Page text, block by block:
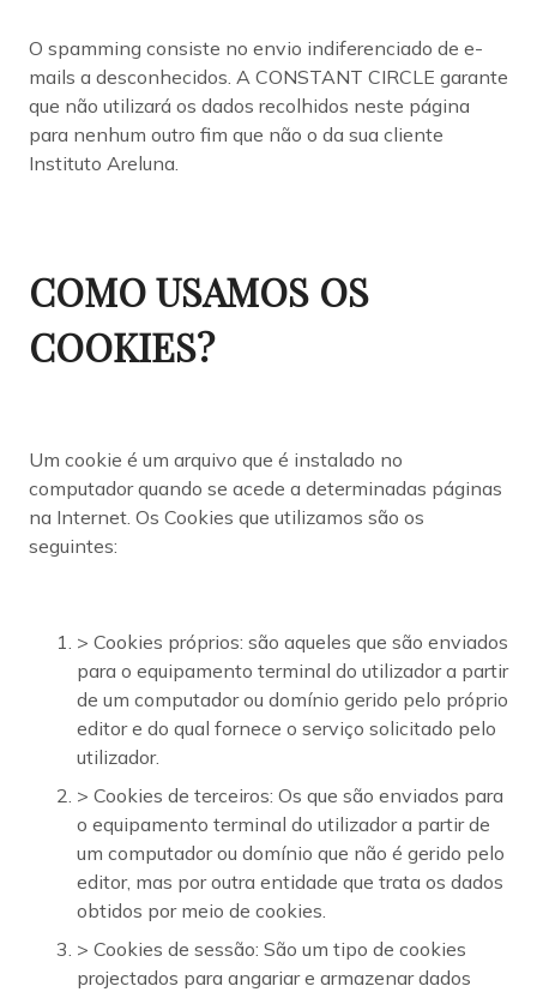
O spamming consiste no envio indiferenciado de e-
mails a desconhecidos. A CONSTANT CIRCLE garante
que não utilizará os dados recolhidos neste página
para nenhum outro fim que não o da sua cliente
Instituto Areluna.
COMO USAMOS OS
COOKIES?
Um cookie é um arquivo que é instalado no
computador quando se acede a determinadas páginas
na Internet. Os Cookies que utilizamos são os
seguintes:
> Cookies próprios: são aqueles que são enviados
para o equipamento terminal do utilizador a partir
de um computador ou domínio gerido pelo próprio
editor e do qual fornece o serviço solicitado pelo
utilizador.
> Cookies de terceiros: Os que são enviados para
o equipamento terminal do utilizador a partir de
um computador ou domínio que não é gerido pelo
editor, mas por outra entidade que trata os dados
obtidos por meio de cookies.
> Cookies de sessão: São um tipo de cookies
projectados para angariar e armazenar dados